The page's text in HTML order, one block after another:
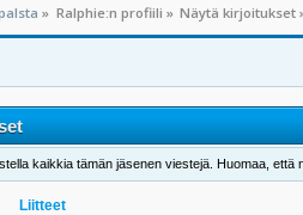
» Ralphie:n profiili » Näytä kirjoitukset
kaikkia tämän jäsenen viestejä. Huomaa, että
Liitteet